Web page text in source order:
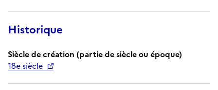
Historique
Siècle de création (partie de siècle ou époque)
18e siècle